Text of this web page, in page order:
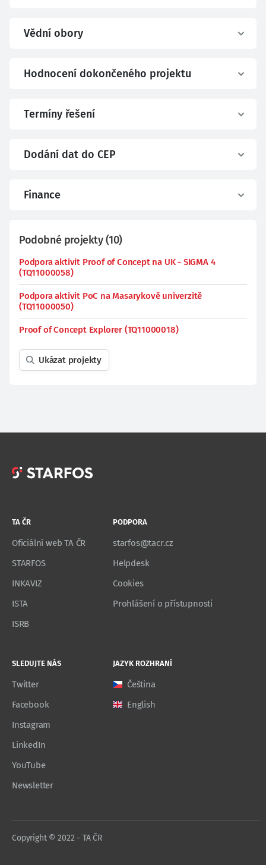
Vědní obory
Hodnocení dokončeného projektu
Termíny řešení
Dodání dat do CEP
Finance
Podobné projekty(10)
Podpora aktivit Proof of Concept na UK - SIGMA 4
(TQ11000058)
Podpora aktivit PoC na Masarykově univerzitě
(TQ11000050)
Proof of Concept Explorer (TQ11000018)
Ukázat projekty
TA ČR
Oficiální web TA ČR
STARFOS
INKAVIZ
ISTA
ISRB
PODPORA
starfos@tacr.cz
Helpdesk
Cookies
Prohlášení o přístupnosti
SLEDUJTE NÁS
Twitter
Facebook
Instagram
LinkedIn
YouTube
Newsletter
JAZYK ROZHRANÍ
Čeština
English
Copyright © 2022 - TA ČR